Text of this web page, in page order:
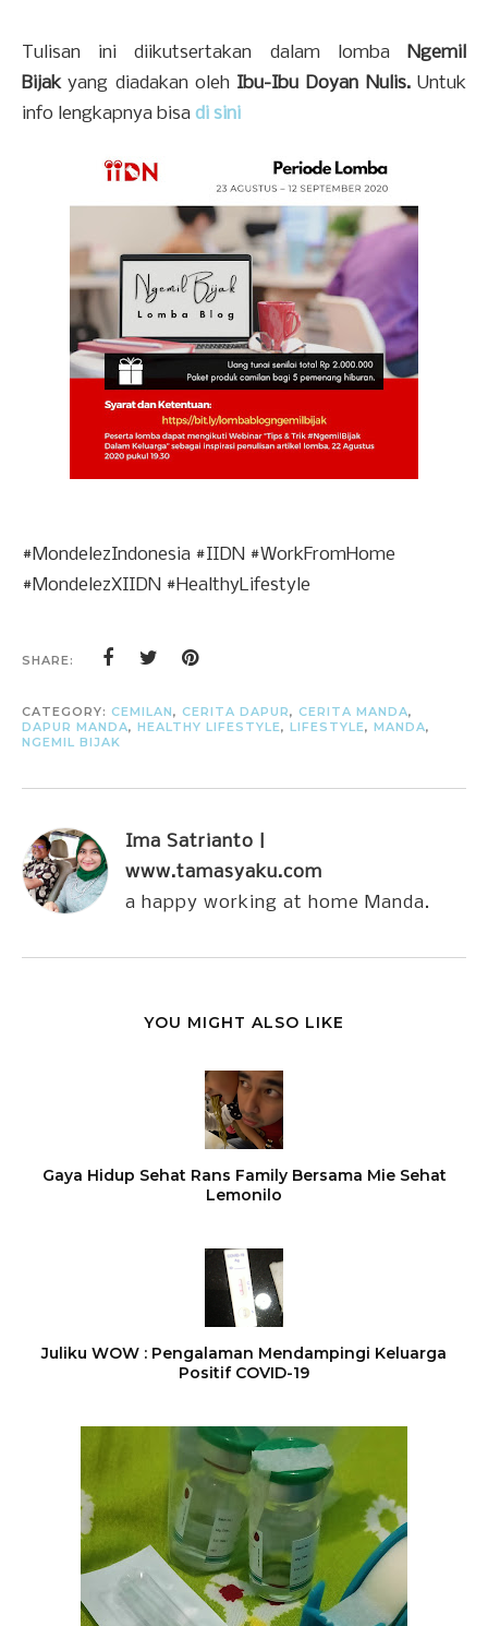
Tulisan ini diikutsertakan dalam lomba Ngemil
Bijakyang diadakan oleh Ibu-Ibu Doyan Nulis.Untuk
info lengkapnya bisa di sini
#MondelezIndonesia #IIDN #WorkFromHome
#MondelezXIIDN #HealthyLifestyle
SHARE:
CATEGORY: CEMILAN, CERITA DAPUR, CERITA MANDA,
DAPUR MANDA, HEALTHY LIFESTYLE, LIFESTYLE, MANDA,
NGEMIL BIJAK
Ima Satrianto |
www.tamasyaku.com
a happy working at home Manda.
YOU MIGHT ALSO LIKE
Gaya Hidup Sehat Rans Family Bersama Mie Sehat
Lemonilo
Juliku WOW : Pengalaman Mendampingi Keluarga
Positif COVID-19